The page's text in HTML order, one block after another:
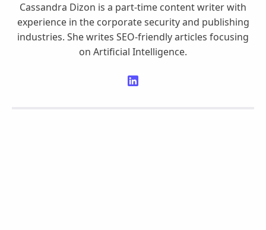
Cassandra Dizon is a part-time content writer with
experience in the corporate security and publishing
industries. She writes SEO-friendly articles focusing
on Artificial Intelligence.